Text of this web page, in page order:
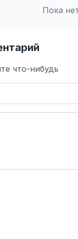
Пока
что-нибудь